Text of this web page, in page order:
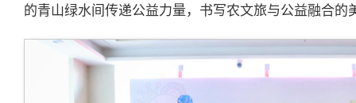
的青山绿水间传递公益力量，书写农文旅与公益融合的